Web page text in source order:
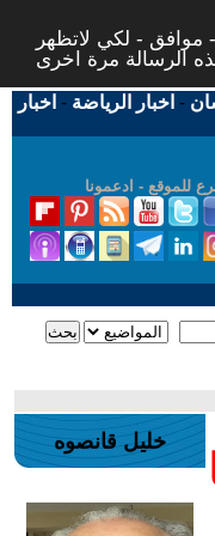
موافق - لكي لاتظهر
- اخبار الرياضة - اخبار
للموقع - ادعمونا
خليل قانصوه